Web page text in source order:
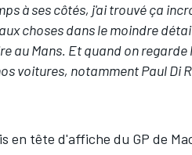
à ses côtés, j'ai trouvé ça
choses dans le moindre
au Mans. Et quand on
voitures, notamment Paul Di
en tête d'affiche du GP de